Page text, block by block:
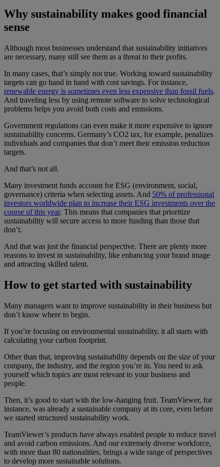
Why sustainability makes good financial
sense
Although most businesses understand that sustainability initiatives
are necessary, many still see them as a threat to their profits.
In many cases, that’s simply not true. Working toward sustainability
targets can go hand in hand with cost savings. For instance,
renewable energy is sometimes even less expensive than fossil fuels.
And traveling less by using remote software to solve technological
problems helps you avoid both costs and emissions.
Government regulations can even make it more expensive to ignore
sustainability concerns. Germany’s CO2 tax, for example, penalizes
individuals and companies that don’t meet their emission reduction
targets.
And that’s not all.
Many investment funds account for ESG (environment, social,
governance) criteria when selecting assets. And 50% of professional
investors worldwide plan to increase their ESG investments over the
course of this year. This means that companies that prioritize
sustainability will secure access to more funding than those that
don’t.
And that was just the financial perspective. There are plenty more
reasons to invest in sustainability, like enhancing your brand image
and attracting skilled talent.
How to get started with sustainability
Many managers want to improve sustainability in their business but
don’t know where to begin.
If you’re focusing on environmental sustainability, it all starts with
calculating your carbon footprint.
Other than that, improving sustainability depends on the size of your
company, the industry, and the region you’re in. You need to ask
yourself which topics are most relevant to your business and
people.
Then, it’s good to start with the low-hanging fruit. TeamViewer, for
instance, was already a sustainable company at its core, even before
we started structured sustainability work.
TeamViewer’s products have always enabled people to reduce travel
and avoid carbon emissions. And our extremely diverse workforce,
with more than 80 nationalities, brings a wide range of perspectives
to develop more sustainable solutions.